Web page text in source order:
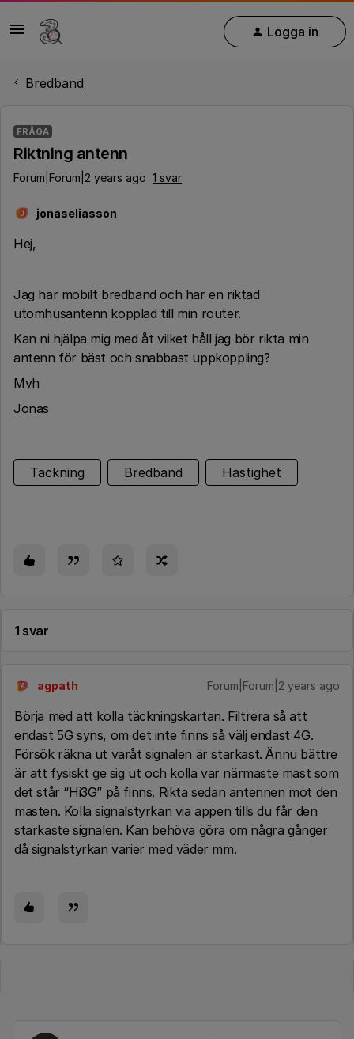
Logga in
Bredband
FRÅGA
Riktning antenn
Forum|Forum|2 years ago 1 svar
J jonaseliasson
Hej,
Jag har mobilt bredband och har en riktad
utomhusantenn kopplad till min router.
Kan ni hjälpa mig med åt vilket håll jag bör rikta min
antenn för bäst och snabbast uppkoppling?
Mvh
Jonas
Täckning Bredband Hastighet
1 svar
A agpath Forum|Forum|2 years ago
Börja med att kolla täckningskartan. Filtrera så att
endast 5G syns, om det inte finns så välj endast 4G.
Försök räkna ut varåt signalen är starkast. Ännu bättre
är att fysiskt ge sig ut och kolla var närmaste mast som
det står “Hi3G” på finns. Rikta sedan antennen mot den
masten. Kolla signalstyrkan via appen tills du får den
starkaste signalen. Kan behöva göra om några gånger
då signalstyrkan varier med väder mm.